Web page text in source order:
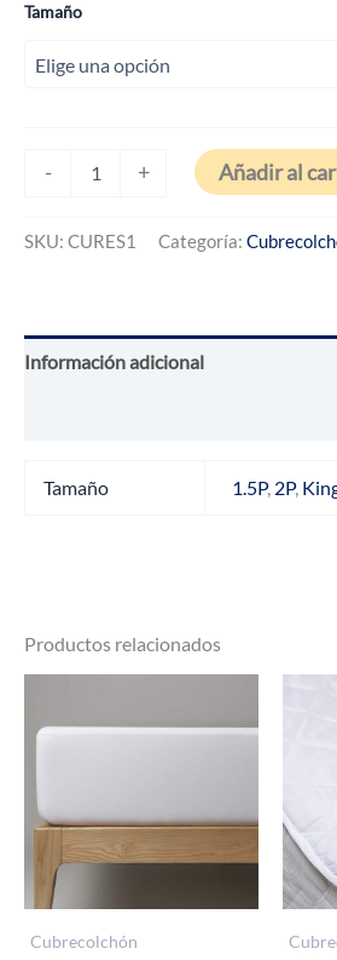
Tamaño
-
PROTECTOR
cantidad
+ Añadir al
SKU: CURES1 Categoría:
Información adicional
Tamaño 1.5P, 2P,
Productos relacionados
Cubrecolchón